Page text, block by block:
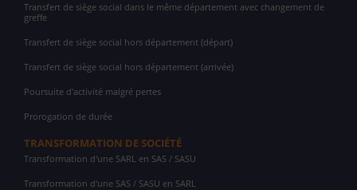
Transfert de siège social dans le même département avec changement de
greffe
Transfert de siège social hors département (départ)
Transfert de siège social hors département (arrivée)
Poursuite d'activité malgré pertes
Prorogation de durée
TRANSFORMATION DE SOCIÉTÉ
Transformation d'une SARL en SAS / SASU
Transformation d'une SAS / SASU en SARL